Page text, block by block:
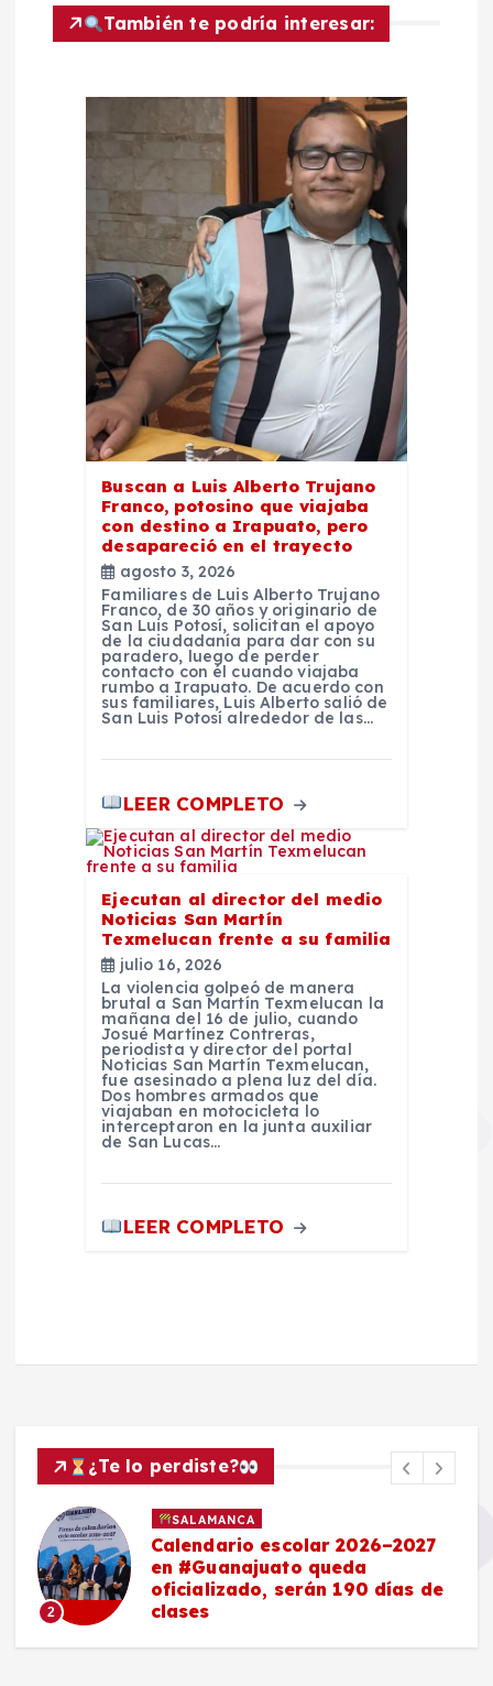
c
También te podría interesar:
Buscan a Luis Alberto Trujano
Franco, potosino que viajaba
con destino a Irapuato, pero
desapareció en el trayecto
agosto 3, 2026
Familiares de Luis Alberto Trujano
Franco, de 30 años y originario de
San Luis Potosí, solicitan el apoyo
de la ciudadanía para dar con su
paradero, luego de perder
contacto con él cuando viajaba
rumbo a Irapuato. De acuerdo con
sus familiares, Luis Alberto salió de
San Luis Potosí alrededor de las…
LEER COMPLETO
Ejecutan al director del medio
Noticias San Martín
Texmelucan frente a su familia
julio 16, 2026
La violencia golpeó de manera
brutal a San Martín Texmelucan la
mañana del 16 de julio, cuando
Josué Martínez Contreras,
periodista y director del portal
Noticias San Martín Texmelucan,
fue asesinado a plena luz del día.
Dos hombres armados que
viajaban en motocicleta lo
interceptaron en la junta auxiliar
de San Lucas…
LEER COMPLETO
¿Te lo perdiste?
2
SALAMANCA
Calendario escolar 2026–2027
en #Guanajuato queda
oficializado, serán 190 días de
clases